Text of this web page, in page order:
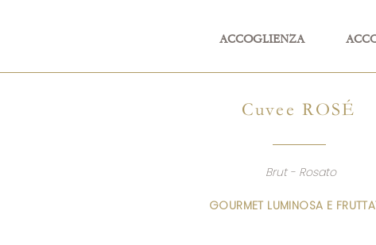
ACCOGLIENZA
Cuvee ROSÉ
Brut - Rosato
GOURMET LUMINOSA E